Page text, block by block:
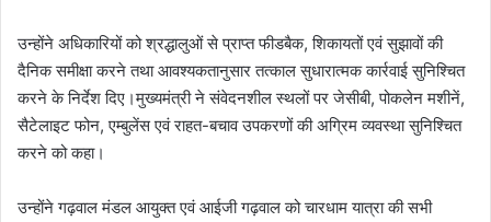
उन्होंने अधिकारियों को श्रद्धालुओं से प्राप्त फीडबैक, शिकायतों एवं सुझावों की
दैनिक समीक्षा करने तथा आवश्यकतानुसार तत्काल सुधारात्मक कार्रवाई सुनिश्चित
करने के निर्देश दिए।मुख्यमंत्री ने संवेदनशील स्थलों पर जेसीबी, पोकलेन मशीनें,
सैटेलाइट फोन, एम्बुलेंस एवं राहत-बचाव उपकरणों की अग्रिम व्यवस्था सुनिश्चित
करने को कहा।
उन्होंने गढ़वाल मंडल आयुक्त एवं आईजी गढ़वाल को चारधाम यात्रा की सभी